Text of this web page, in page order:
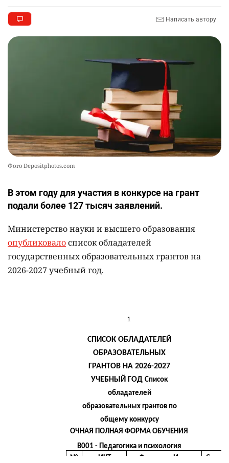
9
🦻 Казахстанцы смогут получать слуховые
💻 В школах Казахстана изменили название и
содержание некоторых предметов
19
Написать автору
Фото Depositphotos.com
В этом году для участия в конкурсе на грант
подали более 127 тысяч заявлений.
Министерство науки и высшего образования
опубликовалосписок обладателей
государственных образовательных грантов на
2026-2027 учебный год.